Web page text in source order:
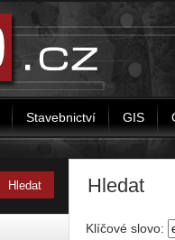
Stavebnictví GIS
Hledat
Klíčové slovo: